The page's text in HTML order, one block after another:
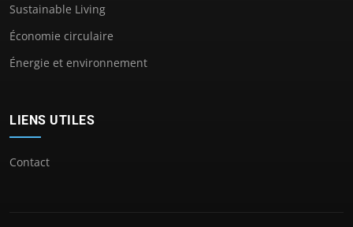
Sustainable Living
Économie circulaire
Énergie et environnement
LIENS UTILES
Contact